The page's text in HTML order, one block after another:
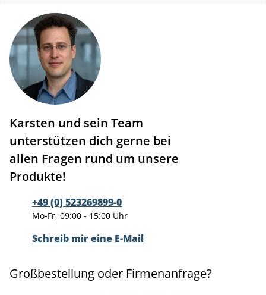
Karsten und sein Team
unterstützen dich gerne bei
allen Fragen rund um unsere
Produkte!
+49 (0) 523269899-0
Mo-Fr, 09:00 - 15:00 Uhr
Schreib mir eine E-Mail
Großbestellung oder Firmenanfrage?